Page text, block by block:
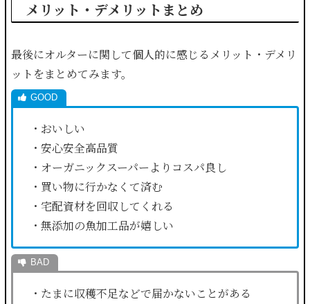
メリット・デメリットまとめ
最後にオルターに関して個人的に感じるメリット・デメリ
ットをまとめてみます。
・おいしい
・安心安全高品質
・オーガニックスーパーよりコスパ良し
・買い物に行かなくて済む
・宅配資材を回収してくれる
・無添加の魚加工品が嬉しい
・たまに収穫不足などで届かないことがある